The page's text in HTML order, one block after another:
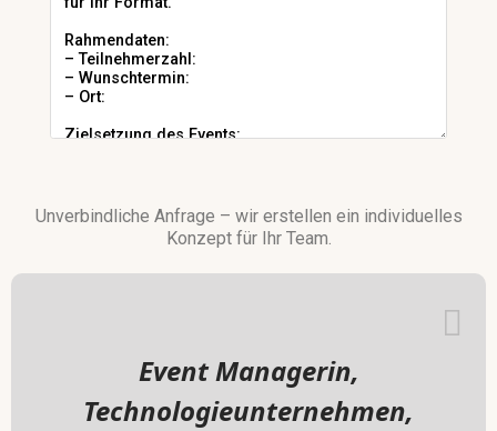
Unverbindliche Anfrage – wir erstellen ein individuelles
Konzept für Ihr Team.
Event Managerin,
Technologieunternehmen,